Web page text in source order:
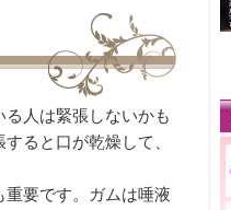
人は緊張しないかも
ると口が乾燥して、
要です。ガムは唾液